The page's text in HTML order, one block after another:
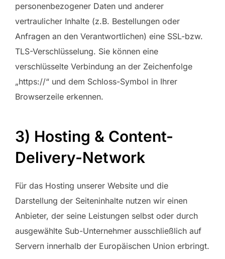
personenbezogener Daten und anderer
vertraulicher Inhalte (z.B. Bestellungen oder
Anfragen an den Verantwortlichen) eine SSL-bzw.
TLS-Verschlüsselung. Sie können eine
verschlüsselte Verbindung an der Zeichenfolge
„https://“ und dem Schloss-Symbol in Ihrer
Browserzeile erkennen.
3) Hosting & Content-
Delivery-Network
Für das Hosting unserer Website und die
Darstellung der Seiteninhalte nutzen wir einen
Anbieter, der seine Leistungen selbst oder durch
ausgewählte Sub-Unternehmer ausschließlich auf
Servern innerhalb der Europäischen Union erbringt.